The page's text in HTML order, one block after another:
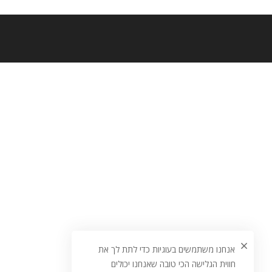
אנחנו משתמשים בעוגיות כדי לתת לך את
חווית הגלישה הכי טובה שאנחנו יכולים